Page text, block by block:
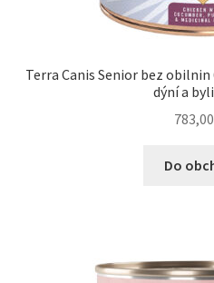
Terra Canis Senior bez obilnin
dýní a
783,00
Do